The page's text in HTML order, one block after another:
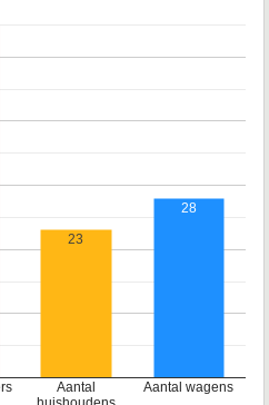
Aantal
Aantal wagens
23
28